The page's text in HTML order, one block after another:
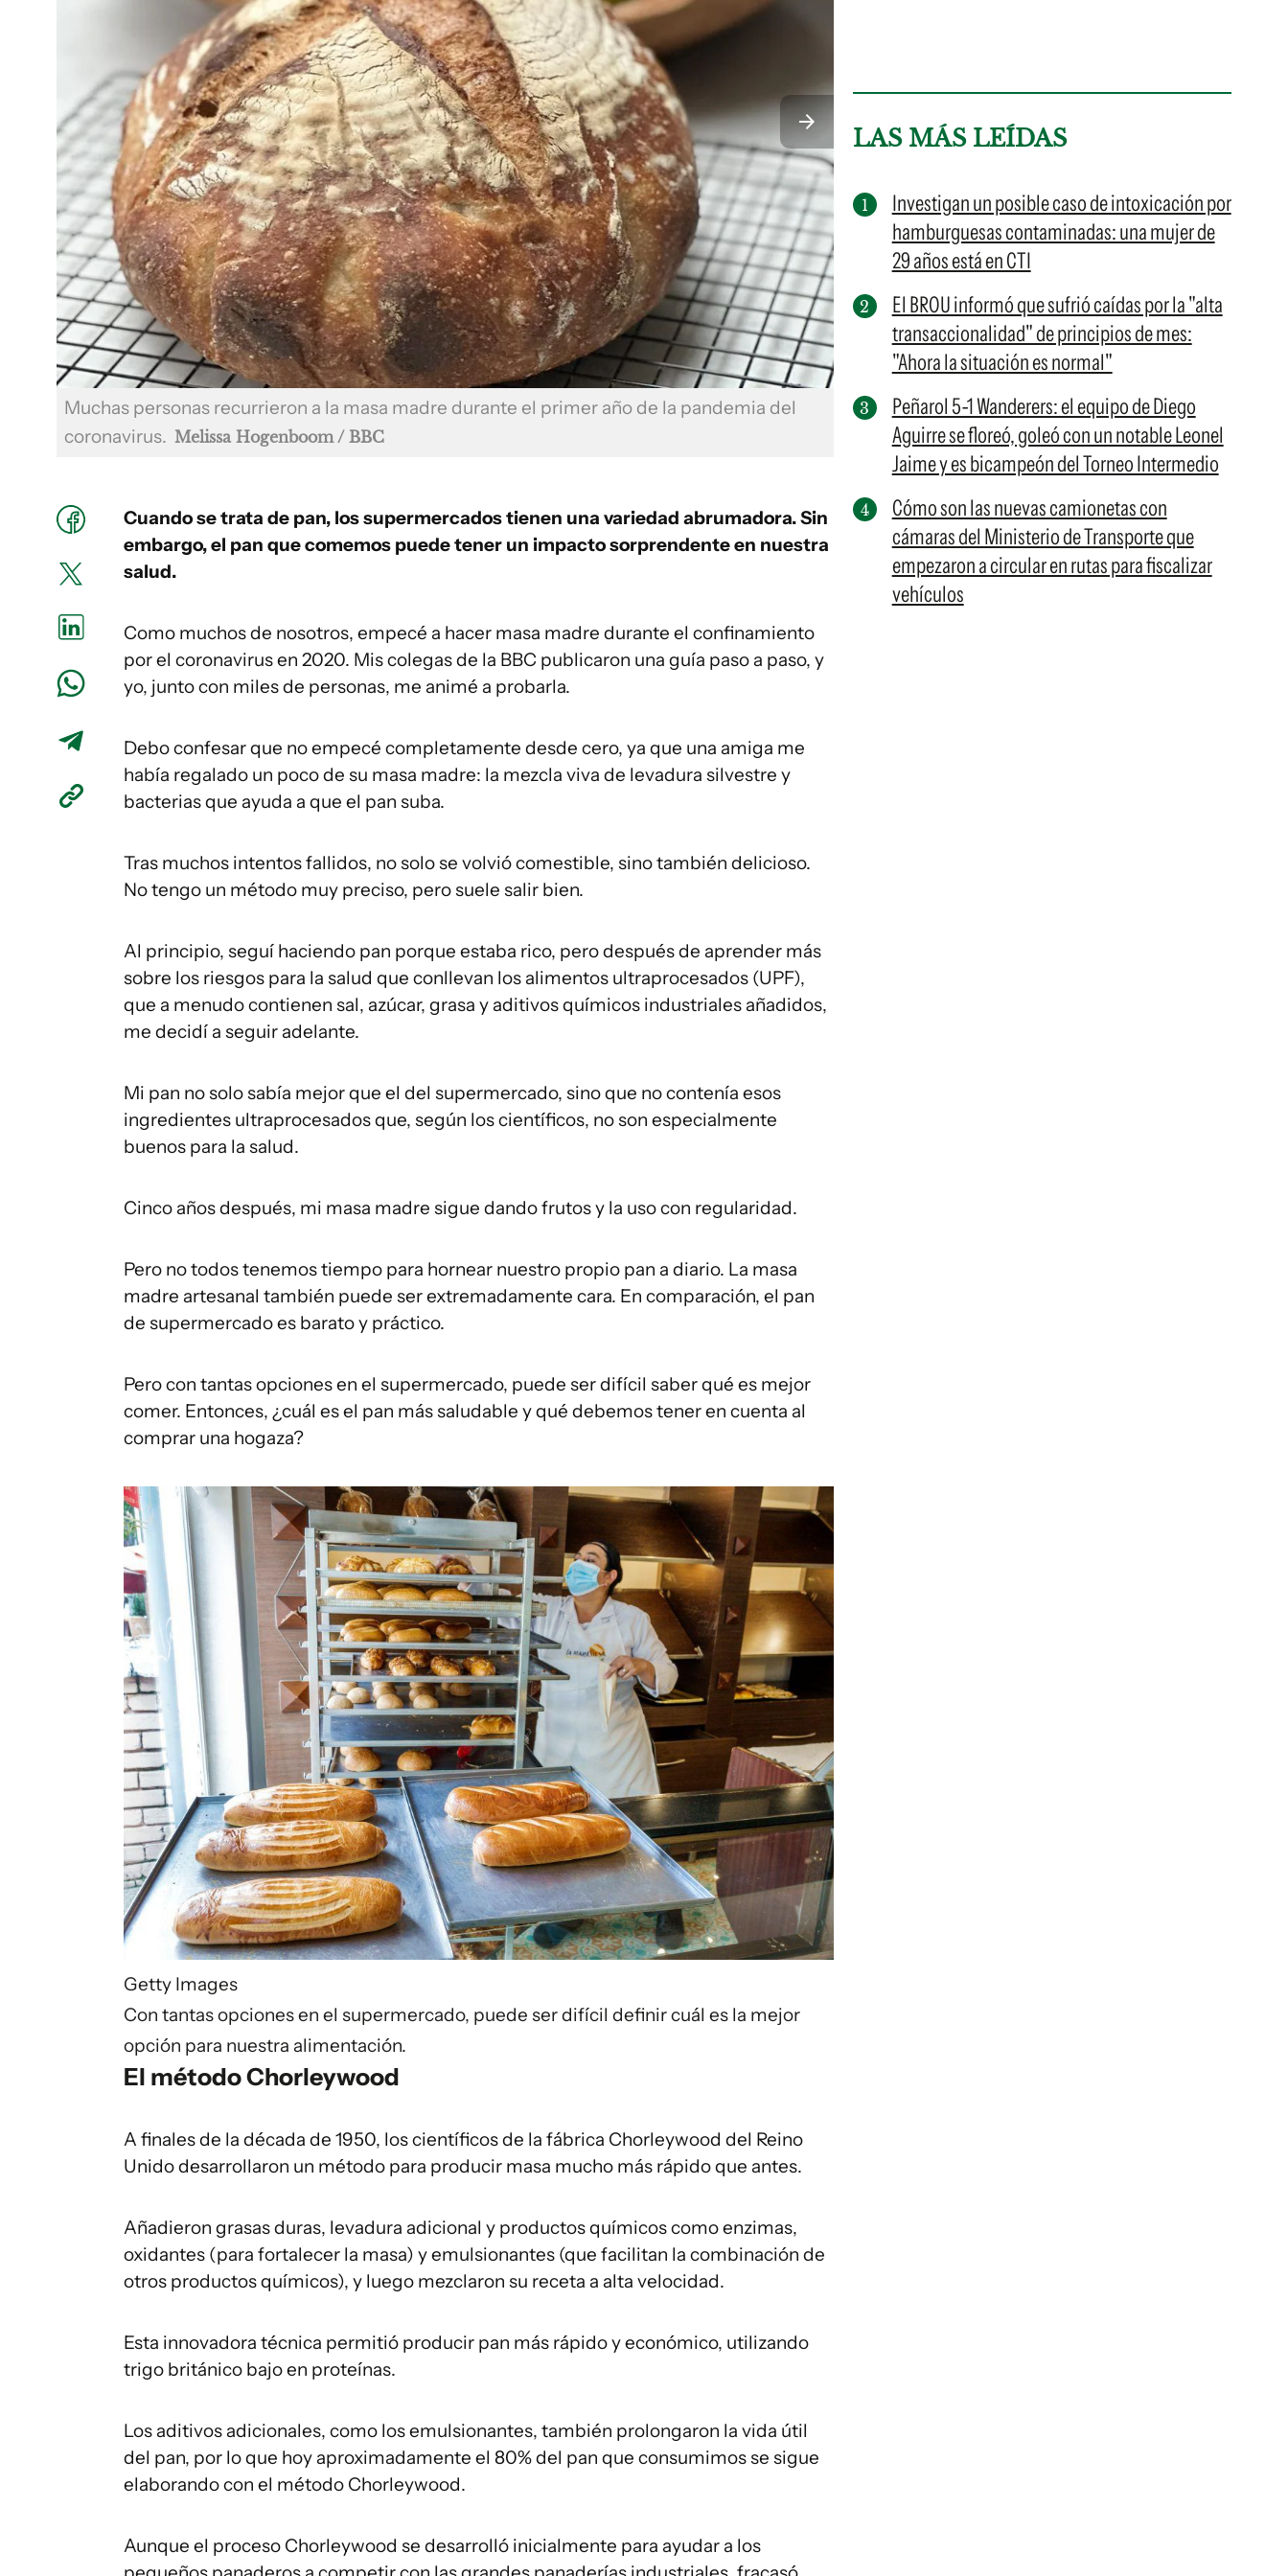
Muchas personas recurrieron a la masa madre durante el primer año de la pandemia del
coronavirus. Melissa Hogenboom / BBC
Cuando se trata de pan, los supermercados tienen una variedad abrumadora. Sin
embargo, el pan que comemos puede tener un impacto sorprendente en nuestra
salud.
Como muchos de nosotros, empecé a hacer masa madre durante el confinamiento
por el coronavirus en 2020. Mis colegas de la BBC publicaron una guía paso a paso, y
yo, junto con miles de personas, me animé a probarla.
Debo confesar que no empecé completamente desde cero, ya que una amiga me
había regalado un poco de su masa madre: la mezcla viva de levadura silvestre y
bacterias que ayuda a que el pan suba.
Tras muchos intentos fallidos, no solo se volvió comestible, sino también delicioso.
No tengo un método muy preciso, pero suele salir bien.
Al principio, seguí haciendo pan porque estaba rico, pero después de aprender más
sobre los riesgos para la salud que conllevan los alimentos ultraprocesados (UPF),
que a menudo contienen sal, azúcar, grasa y aditivos químicos industriales añadidos,
me decidí a seguir adelante.
Mi pan no solo sabía mejor que el del supermercado, sino que no contenía esos
ingredientes ultraprocesados que, según los científicos, no son especialmente
buenos para la salud.
Cinco años después, mi masa madre sigue dando frutos y la uso con regularidad.
Pero no todos tenemos tiempo para hornear nuestro propio pan a diario. La masa
madre artesanal también puede ser extremadamente cara. En comparación, el pan
de supermercado es barato y práctico.
Pero con tantas opciones en el supermercado, puede ser difícil saber qué es mejor
comer. Entonces, ¿cuál es el pan más saludable y qué debemos tener en cuenta al
comprar una hogaza?
Getty Images
Con tantas opciones en el supermercado, puede ser difícil definir cuál es la mejor
opción para nuestra alimentación.
El método Chorleywood
A finales de la década de 1950, los científicos de la fábrica Chorleywood del Reino
Unido desarrollaron un método para producir masa mucho más rápido que antes.
Añadieron grasas duras, levadura adicional y productos químicos como enzimas,
oxidantes (para fortalecer la masa) y emulsionantes (que facilitan la combinación de
otros productos químicos), y luego mezclaron su receta a alta velocidad.
Esta innovadora técnica permitió producir pan más rápido y económico, utilizando
trigo británico bajo en proteínas.
Los aditivos adicionales, como los emulsionantes, también prolongaron la vida útil
del pan, por lo que hoy aproximadamente el 80% del pan que consumimos se sigue
elaborando con el método Chorleywood.
Aunque el proceso Chorleywood se desarrolló inicialmente para ayudar a los
LAS MÁS LEÍDAS
Investigan un posible caso de intoxicación por
hamburguesas contaminadas: una mujer de
29 años está en CTI
El BROU informó que sufrió caídas por la "alta
transaccionalidad" de principios de mes:
"Ahora la situación es normal"
Peñarol 5-1 Wanderers: el equipo de Diego
Aguirre se floreó, goleó con un notable Leonel
Jaime y es bicampeón del Torneo Intermedio
Cómo son las nuevas camionetas con
cámaras del Ministerio de Transporte que
empezaron a circular en rutas para fiscalizar
vehículos